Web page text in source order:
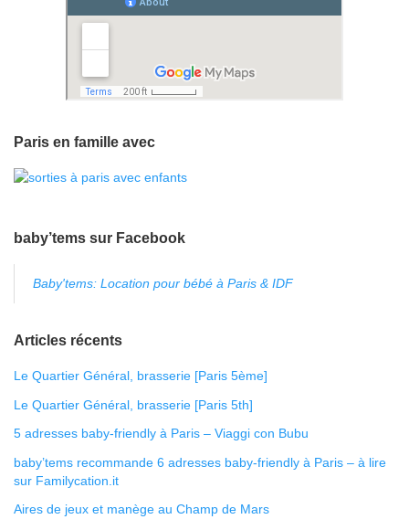
Paris en famille avec
baby’tems sur Facebook
Baby'tems: Location pour bébé à Paris & IDF
Articles récents
Le Quartier Général, brasserie [Paris 5ème]
Le Quartier Général, brasserie [Paris 5th]
5 adresses baby-friendly à Paris – Viaggi con Bubu
baby’tems recommande 6 adresses baby-friendly à Paris – à lire
sur Familycation.it
Aires de jeux et manège au Champ de Mars